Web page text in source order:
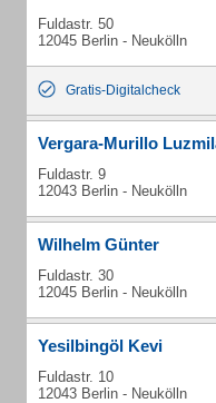
Fuldastr. 50
12045 Berlin - Neukölln
Gratis-Digitalcheck
Vergara-Murillo
Fuldastr. 9
12043 Berlin - Neukölln
Wilhelm Günter
Fuldastr. 30
12045 Berlin - Neukölln
Yesilbingöl Kevi
Fuldastr. 10
12043 Berlin - Neukölln